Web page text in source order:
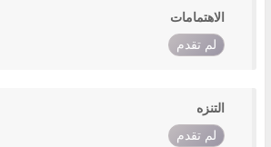
الاهتمامات
لم تقدم
التنزه
لم تقدم